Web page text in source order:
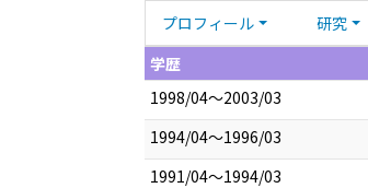
プロフィール 研究
学歴
1998/04～2003/03
1994/04～1996/03
1991/04～1994/03